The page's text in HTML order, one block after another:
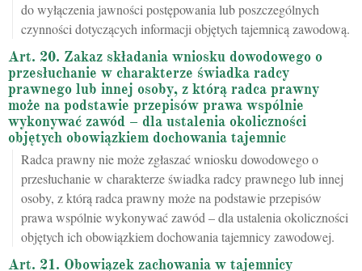
do wyłączenia jawności postępowania lub poszczególnych
czynności dotyczących informacji objętych tajemnicą zawodową.
Art. 20. Zakaz składania wniosku dowodowego o
przesłuchanie w charakterze świadka radcy
prawnego lub innej osoby, z którą radca prawny
może na podstawie przepisów prawa wspólnie
wykonywać zawód – dla ustalenia okoliczności
objętych obowiązkiem dochowania tajemnic
Radca prawny nie może zgłaszać wniosku dowodowego o
przesłuchanie w charakterze świadka radcy prawnego lub innej
osoby, z którą radca prawny może na podstawie przepisów
prawa wspólnie wykonywać zawód – dla ustalenia okoliczności
objętych ich obowiązkiem dochowania tajemnicy zawodowej.
Art. 21. Obowiązek zachowania w tajemnicy